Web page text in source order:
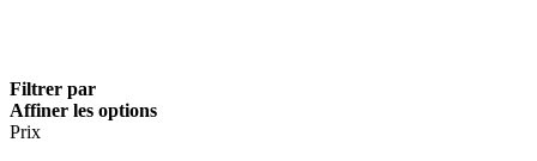
Filtrer par
Affiner les options
Prix